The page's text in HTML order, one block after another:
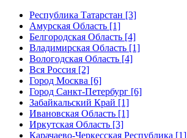
Республика Татарстан [3]
Амурская Область [1]
Белгородская Область [4]
Владимирская Область [1]
Вологодская Область [4]
Вся Россия [2]
Город Москва [6]
Город Санкт-Петербург [6]
Забайкальский Край [1]
Ивановская Область [1]
Иркутская Область [3]
Карачаево-Черкесская Республика [1]